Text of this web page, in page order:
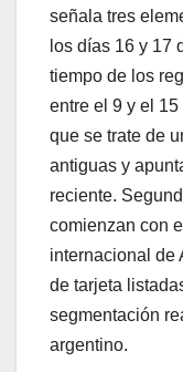
señala tres
los días 16 y 17
tiempo de los
entre el 9 y el
que se trate de
antiguas y
reciente.
comienzan con
internacional de
de tarjeta
segmentación
argentino.